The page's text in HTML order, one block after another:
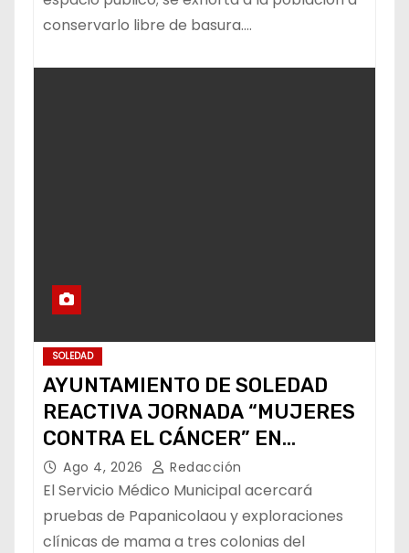
conservarlo libre de basura.…
SOLEDAD
AYUNTAMIENTO DE SOLEDAD
REACTIVA JORNADA “MUJERES
CONTRA EL CÁNCER” EN
COLONIAS
Ago 4, 2026 Redacción
El Servicio Médico Municipal acercará
pruebas de Papanicolaou y exploraciones
clínicas de mama a tres colonias del